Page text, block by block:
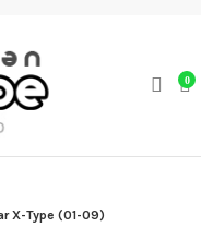
0
X-Type (01-09)